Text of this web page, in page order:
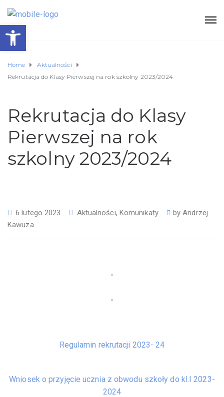
Home
Aktualności
Rekrutacja do Klasy Pierwszej na rok szkolny 2023/2024
Rekrutacja do Klasy
Pierwszej na rok
szkolny 2023/2024
6 lutego 2023 Aktualności, Komunikaty byAndrzej
Kawuza
Regulamin rekrutacji 2023- 24
Wniosek o przyjęcie ucznia z obwodu szkoły do kl.I 2023-
2024
Otwórz pasek narzędzi